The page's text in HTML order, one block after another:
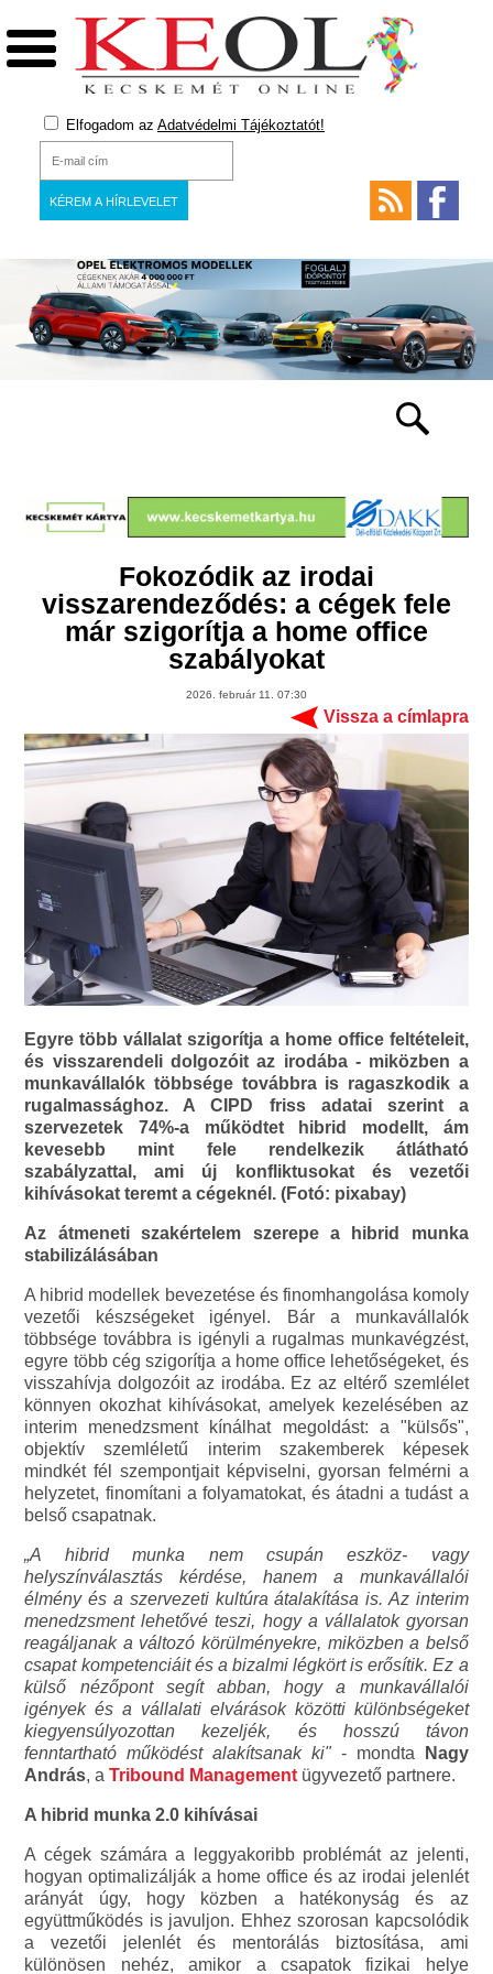
Elfogadom az Adatvédelmi Tájékoztatót!
Fokozódik az irodai
visszarendeződés: a cégek fele
már szigorítja a home office
szabályokat
2026. február 11. 07:30
Vissza a címlapra
Egyre több vállalat szigorítja a home office feltételeit,
és visszarendeli dolgozóit az irodába - miközben a
munkavállalók többsége továbbra is ragaszkodik a
rugalmassághoz. A CIPD friss adatai szerint a
szervezetek 74%-a működtet hibrid modellt, ám
kevesebb mint fele rendelkezik átlátható
szabályzattal, ami új konfliktusokat és vezetői
kihívásokat teremt a cégeknél. (Fotó: pixabay)
Az átmeneti szakértelem szerepe a hibrid munka
stabilizálásában
A hibrid modellek bevezetése és finomhangolása komoly
vezetői készségeket igényel. Bár a munkavállalók
többsége továbbra is igényli a rugalmas munkavégzést,
egyre több cég szigorítja a home office lehetőségeket, és
visszahívja dolgozóit az irodába. Ez az eltérő szemlélet
könnyen okozhat kihívásokat, amelyek kezelésében az
interim menedzsment kínálhat megoldást: a "külsős",
objektív szemléletű interim szakemberek képesek
mindkét fél szempontjait képviselni, gyorsan felmérni a
helyzetet, finomítani a folyamatokat, és átadni a tudást a
belső csapatnak.
„A hibrid munka nem csupán eszköz- vagy
helyszínválasztás kérdése, hanem a munkavállalói
élmény és a szervezeti kultúra átalakítása is. Az interim
menedzsment lehetővé teszi, hogy a vállalatok gyorsan
reagáljanak a változó körülményekre, miközben a belső
csapat kompetenciáit és a bizalmi légkört is erősítik. Ez a
külső nézőpont segít abban, hogy a munkavállalói
igények és a vállalati elvárások közötti különbségeket
kiegyensúlyozottan kezeljék, és hosszú távon
fenntartható működést alakítsanak ki"- mondta
Nagy
András, aTribound Managementügyvezető partnere.
A hibrid munka 2.0 kihívásai
A cégek számára a leggyakoribb problémát az jelenti,
hogyan optimalizálják a home office és az irodai jelenlét
arányát úgy, hogy közben a hatékonyság és az
együttműködés is javuljon. Ehhez szorosan kapcsolódik
a vezetői jelenlét és mentorálás biztosítása, ami
különösen nehéz, amikor a csapatok fizikai helye